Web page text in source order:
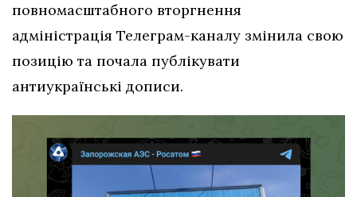
повномасштабного вторгнення
адміністрація Телеграм-каналу змінила свою
позицію та почала публікувати
антиукраїнські дописи.